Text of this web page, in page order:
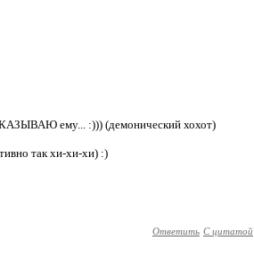
ему... :))) (демонический хохот)
так хи-хи-хи) :)
Ответить С цитатой